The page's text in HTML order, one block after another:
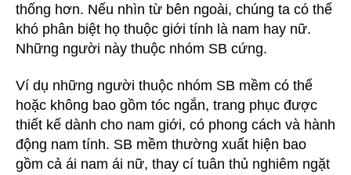
thống hơn. Nếu nhìn từ bên ngoài, chúng ta có thể
khó phân biệt họ thuộc giới tính là nam hay nữ.
Những người này thuộc nhóm SB cứng.
Ví dụ những người thuộc nhóm SB mềm có thể
hoặc không bao gồm tóc ngắn, trang phục được
thiết kế dành cho nam giới, có phong cách và hành
động nam tính. SB mềm thường xuất hiện bao
gồm cả ái nam ái nữ, thay cí tuân thủ nghiêm ngặt